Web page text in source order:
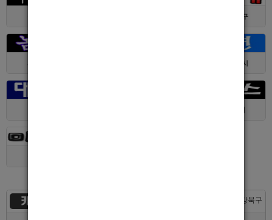
서울 > 동대문구
제주 > 서귀포시
카지노 서울 > 강북구